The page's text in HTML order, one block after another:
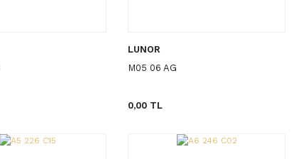
LUNOR
M05 06 AG
0,00 TL